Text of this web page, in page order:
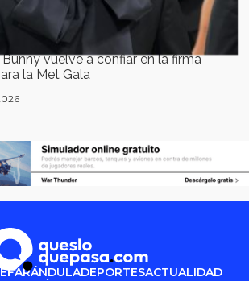
vuelve a confiar en la firma
la Met Gala
FARÁNDULADEPORTESACTUALIDAD